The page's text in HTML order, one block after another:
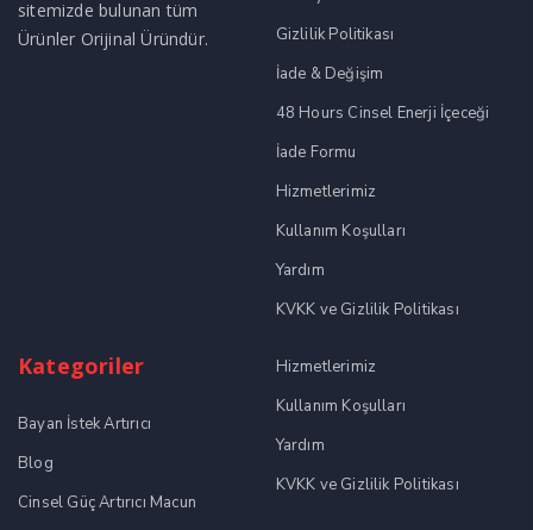
sitemizde bulunan tüm
Ürünler Orijinal Üründür.
Gizlilik Politikası
İade & Değişim
48 Hours Cinsel Enerji İçeceği
İade Formu
Hizmetlerimiz
Kullanım Koşulları
Yardım
KVKK ve Gizlilik Politikası
Kategoriler
Bayan İstek Artırıcı
Blog
Cinsel Güç Artırıcı Macun
Hizmetlerimiz
Kullanım Koşulları
Yardım
KVKK ve Gizlilik Politikası